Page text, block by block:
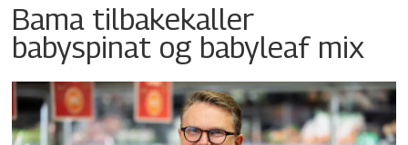
Bama tilbakekaller
babyspinat og babyleaf mix